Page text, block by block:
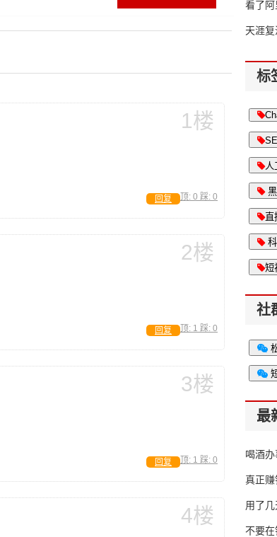
1楼
顶: 0 踩: 0
回复
2楼
顶: 1 踩: 0
回复
3楼
顶: 1 踩: 0
回复
4楼
了
看了
天涯
标
人
黑
直
科
短
社
最
喝酒
真正赚
用了
不要